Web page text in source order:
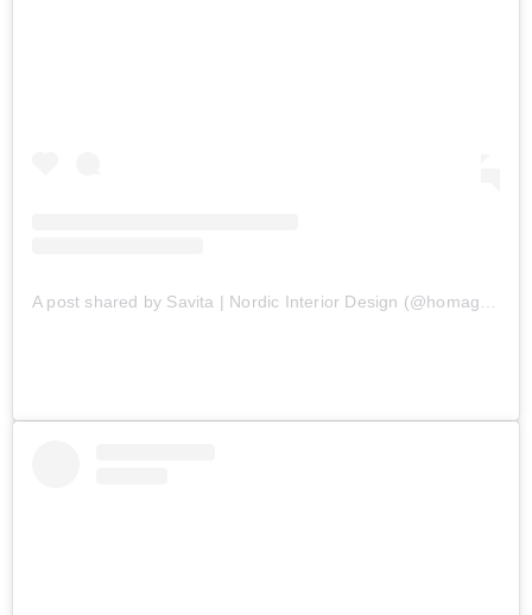
A post shared by Savita | Nordic Interior Design (@homagine)